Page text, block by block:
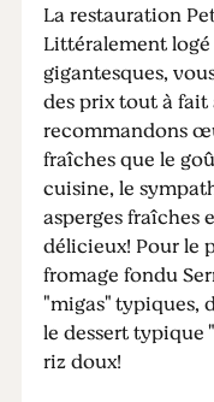
La restauration
Littéralement
gigantesques,
des prix tout à fait
recommandons
fraîches que le
cuisine, le
asperges fraîches
délicieux! Pour le
fromage fondu
"migas" typiques,
le dessert typique
riz doux!